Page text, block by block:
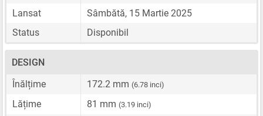
Lansat
Sâmbătă, 15 Martie 2025
Status
Disponibil
DESIGN
Înălțime
172.2 mm (6.78 inci)
Lățime 81 mm (3.19 inci)